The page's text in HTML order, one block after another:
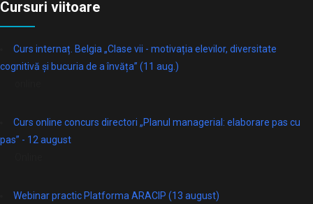
Cursuri viitoare
Curs internaț. Belgia „Clase vii - motivația elevilor, diversitate
cognitivă și bucuria de a învăța” (11 aug.)
Curs online concurs directori „Planul managerial: elaborare pas cu
pas” - 12 august
Webinar practic Platforma ARACIP (13 august)